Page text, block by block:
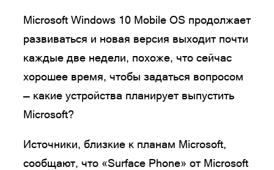
Microsoft Windows 10 Mobile OS продолжает
развиваться и новая версия выходит почти
каждые две недели, похоже, что сейчас
хорошее время, чтобы задаться вопросом
— какие устройства планирует выпустить
Microsoft?
Источники, близкие к планам Microsoft,
сообщают, что «Surface Phone» от Microsoft